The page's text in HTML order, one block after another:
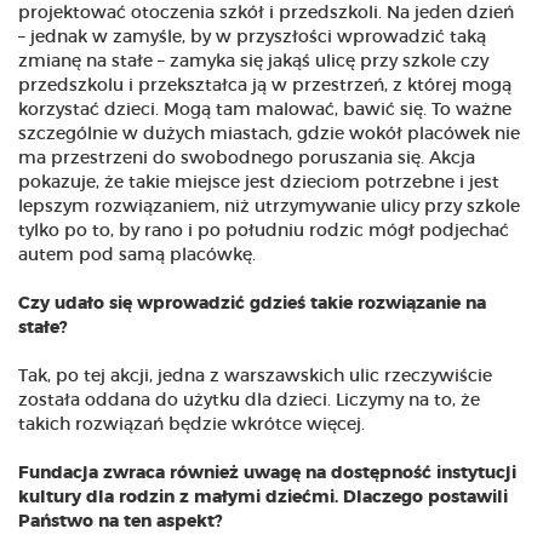
projektować otoczenia szkół i przedszkoli. Na jeden dzień
– jednak w zamyśle, by w przyszłości wprowadzić taką
zmianę na stałe – zamyka się jakąś ulicę przy szkole czy
przedszkolu i przekształca ją w przestrzeń, z której mogą
korzystać dzieci. Mogą tam malować, bawić się. To ważne
szczególnie w dużych miastach, gdzie wokół placówek nie
ma przestrzeni do swobodnego poruszania się. Akcja
pokazuje, że takie miejsce jest dzieciom potrzebne i jest
lepszym rozwiązaniem, niż utrzymywanie ulicy przy szkole
tylko po to, by rano i po południu rodzic mógł podjechać
autem pod samą placówkę.
Czy udało się wprowadzić gdzieś takie rozwiązanie na
stałe?
Tak, po tej akcji, jedna z warszawskich ulic rzeczywiście
została oddana do użytku dla dzieci. Liczymy na to, że
takich rozwiązań będzie wkrótce więcej.
Fundacja zwraca również uwagę na dostępność instytucji
kultury dla rodzin z małymi dziećmi. Dlaczego postawili
Państwo na ten aspekt?